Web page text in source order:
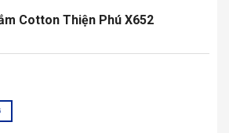
Cotton Thiện Phú X652